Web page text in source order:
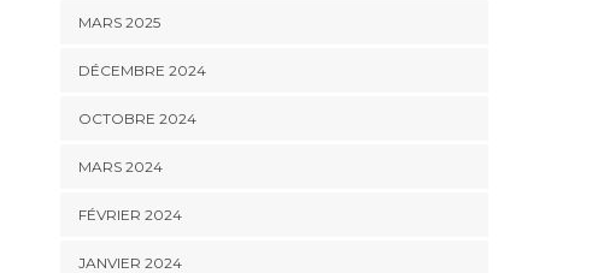
MARS 2025
DÉCEMBRE 2024
OCTOBRE 2024
MARS 2024
FÉVRIER 2024
JANVIER 2024